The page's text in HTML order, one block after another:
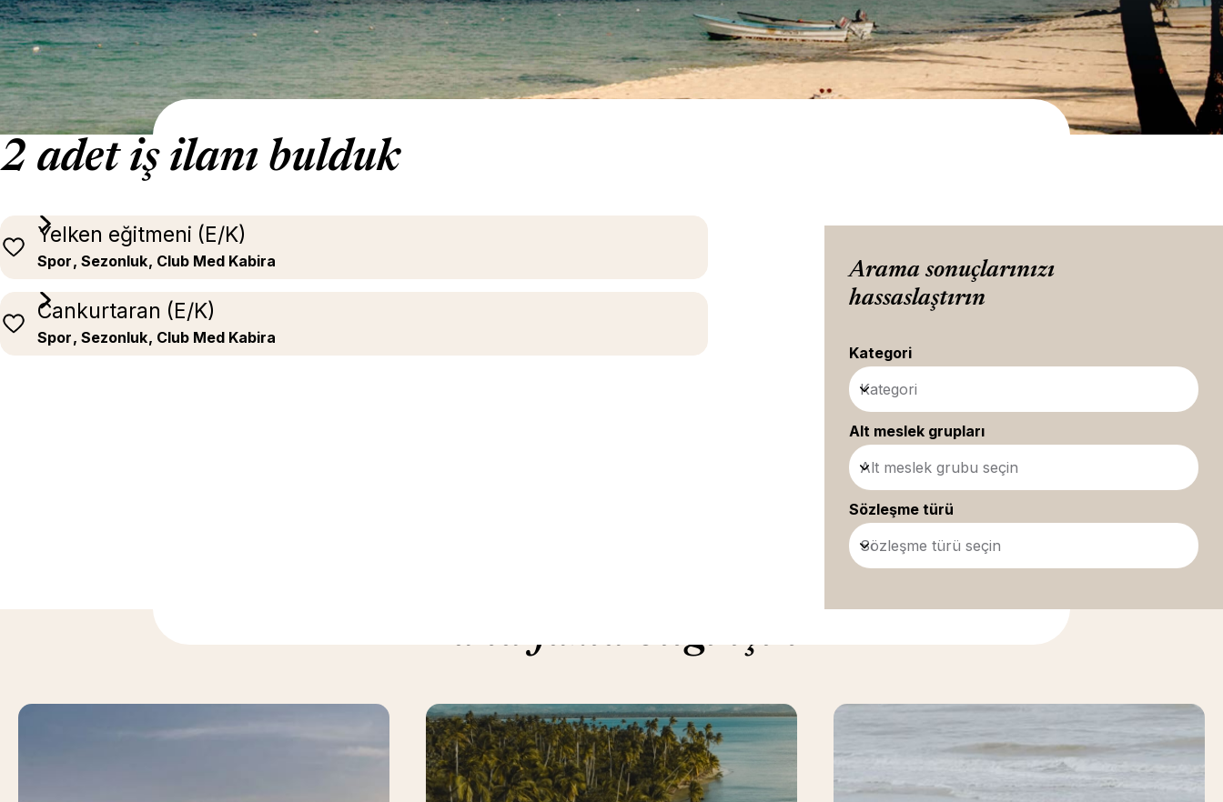
2 adet iş ilanı bulduk
Yelken eğitmeni (E/K)
Spor, Sezonluk, Club Med Kabira
Cankurtaran (E/K)
Spor, Sezonluk, Club Med Kabira
Arama sonuçlarınızı
hassaslaştırın
Kategori
Kategori
Alt meslek grupları
Alt meslek grubu seçin
Sözleşme türü
Sözleşme türü seçin
Daha fazla bilgi için